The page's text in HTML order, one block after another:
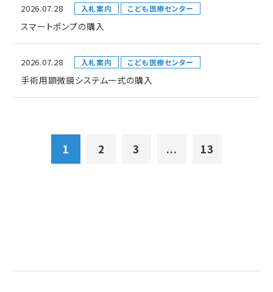
2026.07.28 入札案内 こども医療センター
スマートポンプの購入
2026.07.28 入札案内 こども医療センター
手術用顕微鏡システム一式の購入
1 2 3 ... 13